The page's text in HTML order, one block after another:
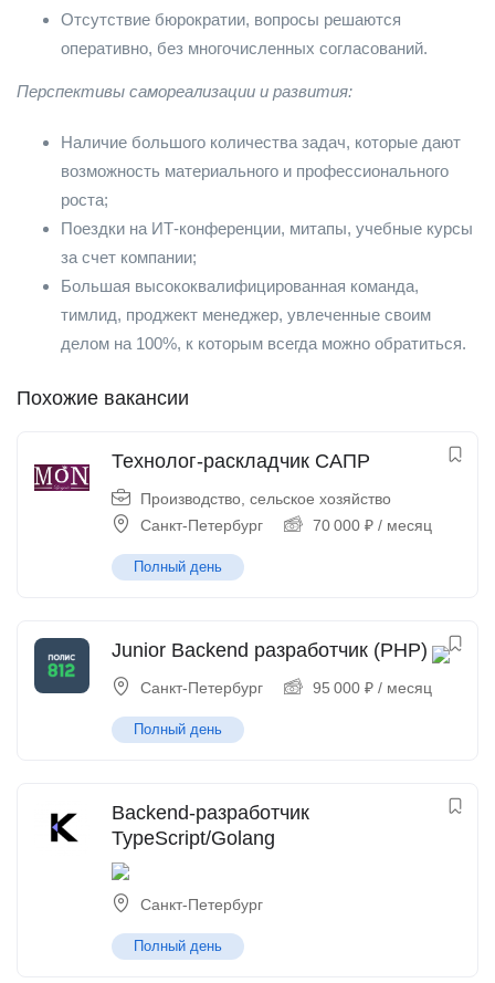
Отсутствие бюрократии, вопросы решаются
оперативно, без многочисленных согласований.
Перспективы самореализации и развития:
Наличие большого количества задач, которые дают
возможность материального и профессионального
роста;
Поездки на ИТ-конференции, митапы, учебные курсы
за счет компании;
Большая высококвалифицированная команда,
тимлид, проджект менеджер, увлеченные своим
делом на 100%, к которым всегда можно обратиться.
Похожие вакансии
Технолог-раскладчик САПР
Производство, сельское хозяйство
Санкт-Петербург
70 000 ₽ / месяц
Полный день
Junior Backend разработчик (PHP)
Санкт-Петербург 95 000 ₽ / месяц
Полный день
Backend-разработчик
TypeScript/Golang
Санкт-Петербург
Полный день